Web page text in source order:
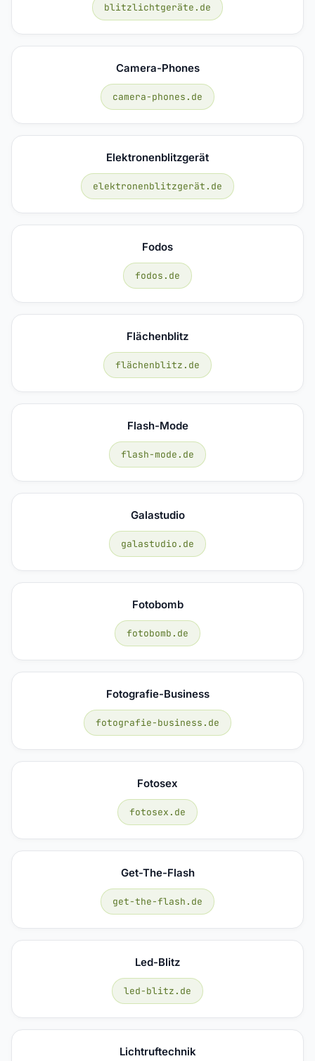
blitzlichtgeräte.de
Camera-Phones
camera-phones.de
Elektronenblitzgerät
elektronenblitzgerät.de
Fodos
fodos.de
Flächenblitz
flächenblitz.de
Flash-Mode
flash-mode.de
Galastudio
galastudio.de
Fotobomb
fotobomb.de
Fotografie-Business
fotografie-business.de
Fotosex
fotosex.de
Get-The-Flash
get-the-flash.de
Led-Blitz
led-blitz.de
Lichtruftechnik